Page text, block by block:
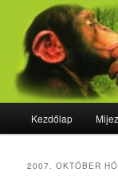
elsődleges
tartalomra
másodlagos
tartalomra
Majdnem minden,
Kezdőlap
2007. OKTÓBER